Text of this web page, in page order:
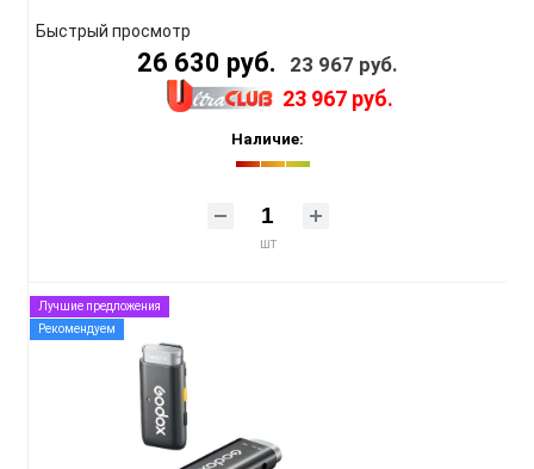
Быстрый просмотр
26 630 руб. 23 967 руб.
23 967 руб.
Наличие:
шт
Лучшие предложения
Рекомендуем